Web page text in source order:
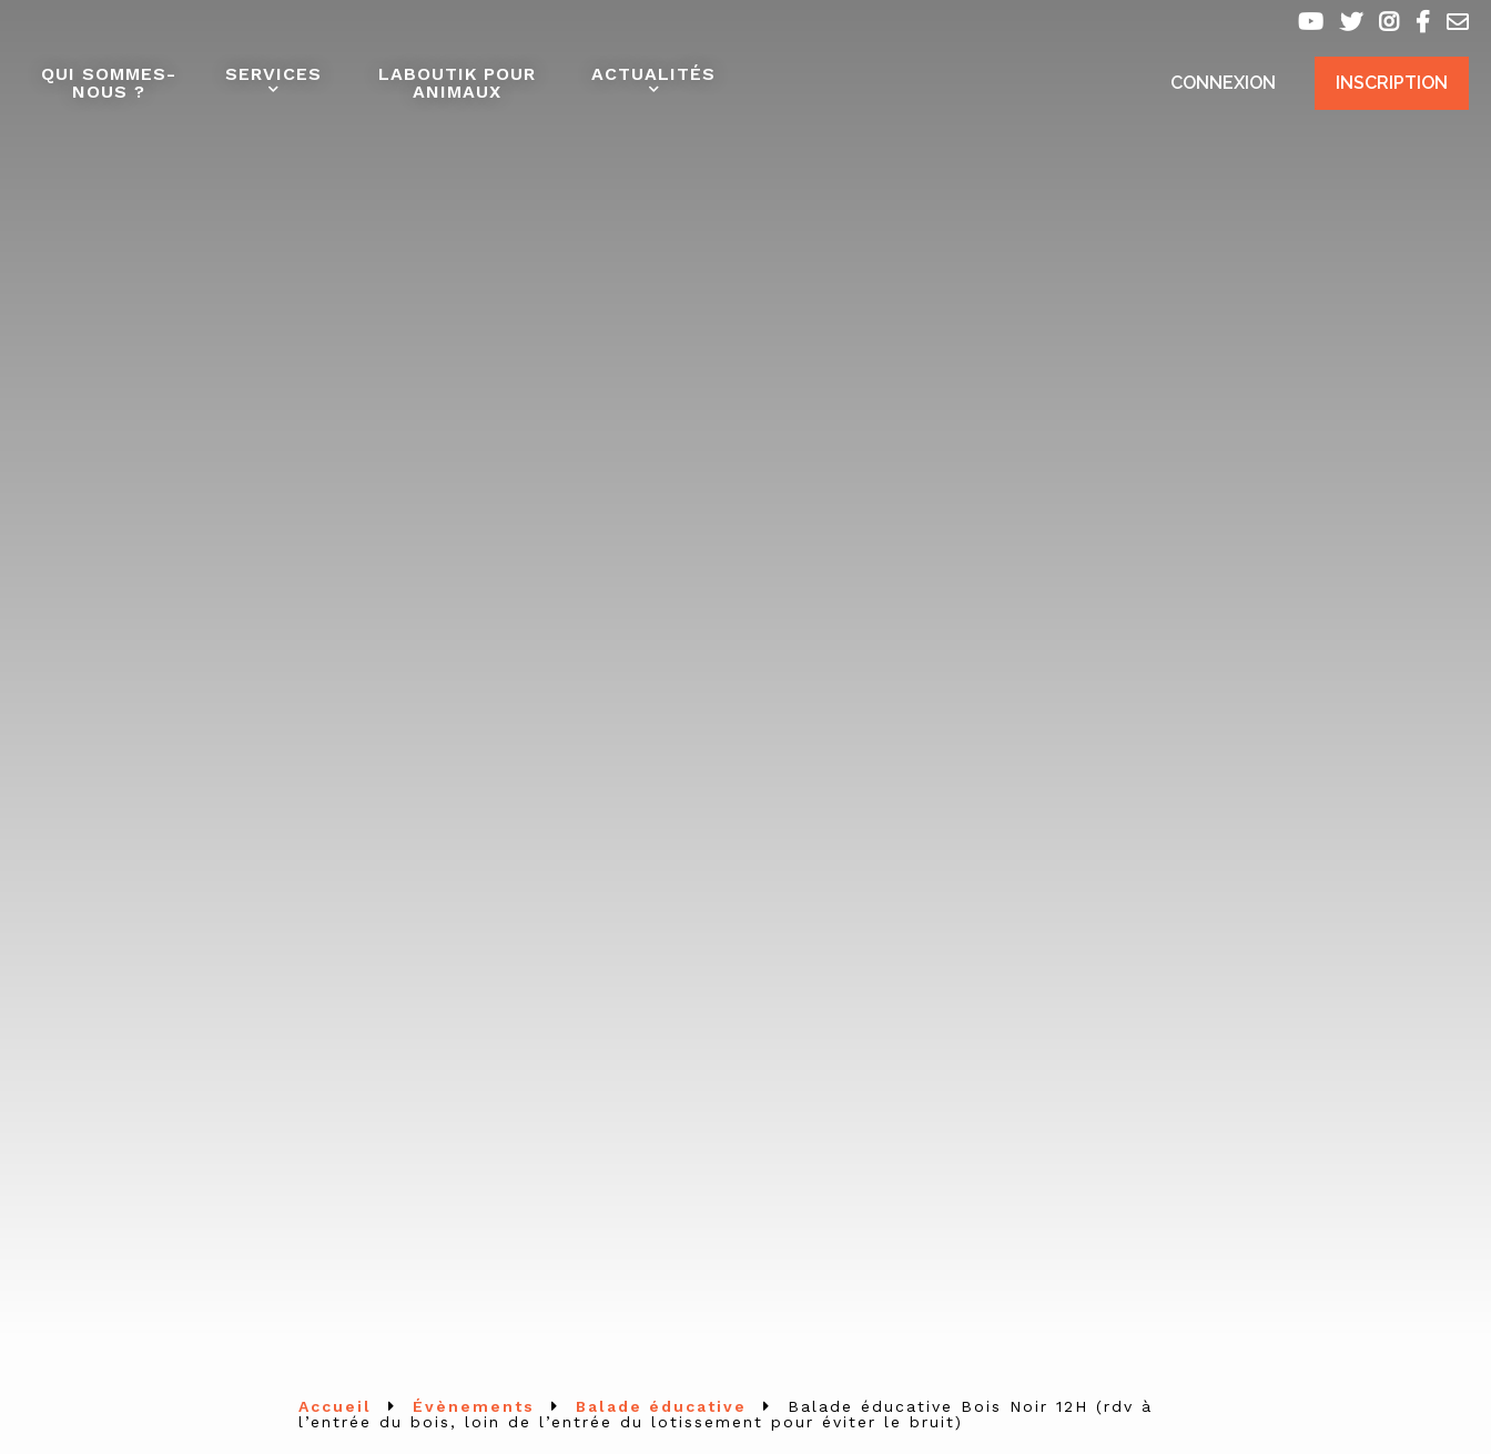
QUI SOMMES-
NOUS ?
SERVICES
LABOUTIK POUR
ANIMAUX
ACTUALITÉS CONNEXION INSCRIPTION
Accueil Évènements Balade éducative
Balade éducative Bois Noir 12H (rdv à
l’entrée du bois, loin de l’entrée du lotissement pour éviter le bruit)